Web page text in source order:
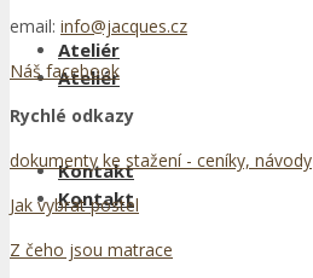
Ateliér
Kontakt
Ateliér
Kontakt
email: info@jacques.cz
Náš facebook
Rychlé odkazy
dokumenty ke stažení - ceníky, návody
Jak vybrat postel
Z čeho jsou matrace